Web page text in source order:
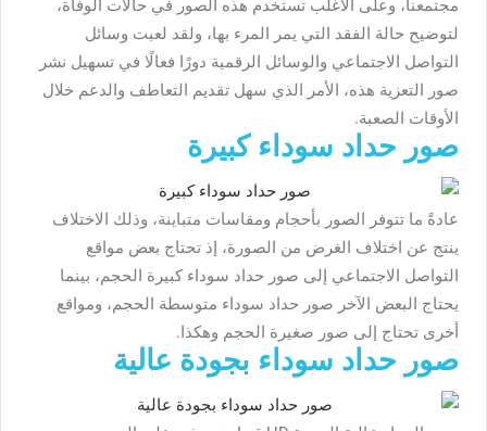
مجتمعنا، وعلى الأغلب تستخدم هذه الصور في حالات الوفاة،
لتوضيح حالة الفقد التي يمر المرء بها، ولقد لعبت وسائل
التواصل الاجتماعي والوسائل الرقمية دورًا فعالًا في تسهيل نشر
صور التعزية هذه، الأمر الذي سهل تقديم التعاطف والدعم خلال
الأوقات الصعبة.
صور حداد سوداء كبيرة
عادةً ما تتوفر الصور بأحجام ومقاسات متباينة، وذلك الاختلاف
ينتج عن اختلاف الغرض من الصورة، إذ تحتاج بعض مواقع
التواصل الاجتماعي إلى صور حداد سوداء كبيرة الحجم، بينما
يحتاج البعض الآخر صور حداد سوداء متوسطة الحجم، ومواقع
أخرى تحتاج إلى صور صغيرة الحجم وهكذا.
صور حداد سوداء بجودة عالية